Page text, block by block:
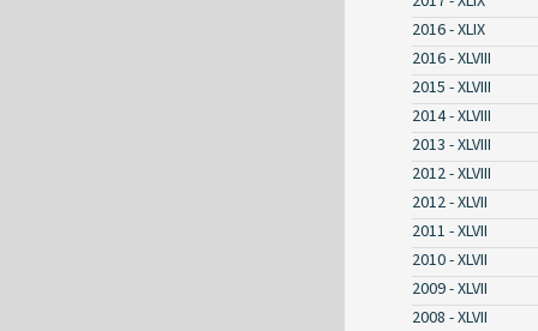
2016 - XLIX
2016 - XLVIII
2015 - XLVIII
2014 - XLVIII
2013 - XLVIII
2012 - XLVIII
2012 - XLVII
2011 - XLVII
2010 - XLVII
2009 - XLVII
2008 - XLVII